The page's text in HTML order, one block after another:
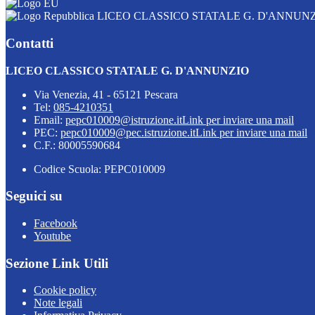
LICEO CLASSICO STATALE G.
Contatti
LICEO CLASSICO STATALE G. D'ANNUNZIO
Via Venezia, 41 - 65121 Pescara
Tel: 085-4210351
Email: pepc010009@istruzione.itLink per inviare una mail
PEC: pepc010009@pec.istruzione.itLink per inviare una mail
C.F.: 80005590684
Codice Scuola: PEPC010009
Seguici su
Facebook
Youtube
Sezione Link Utili
Cookie policy
Note legali